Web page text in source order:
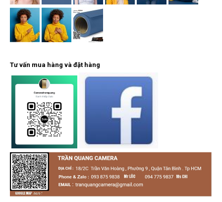
Tư vấn mua hàng và đặt hàng